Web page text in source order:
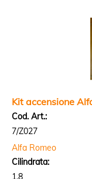
Kit accensione
Cod. Art.:
7/Z027
Alfa Romeo
Cilindrata:
1.8